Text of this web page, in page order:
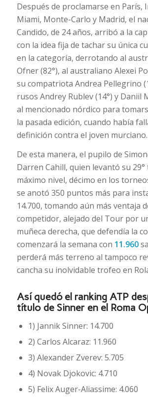
Después de proclamarse en París,
Miami, Monte-Carlo y Madrid, el
Candido, de 24 años, arribó a la
con la idea fija de tachar su única
en la categoría, derrotando al
Ofner (82°), al australiano Alexei
su compatriota Andrea Pellegrino
rusos Andrey Rublev (14°) y Daniil
al mencionado nórdico para
la pasada edición, cuando había
definición contra el joven murciano.
De esta manera, el pupilo de
Darren Cahill, quien levantó su
máximo nivel, décimo en los
se anotó 350 puntos más para
14.700, tomando aún más ventaja
competidor, alejado del Tour por
muñeca derecha, que defendía la
comenzará la semana con 11.960
perderá más terreno al tampoco
cancha su inolvidable trofeo en
Así quedó el ranking ATP
título de Sinner en el Roma
1) Jannik Sinner: 14.700
2) Carlos Alcaraz: 11.960
3) Alexander Zverev: 5.705
4) Novak Djokovic: 4.710
5) Felix Auger-Aliassime: 4.060